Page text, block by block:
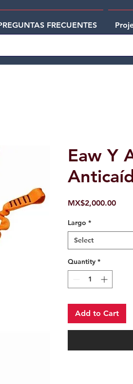
FRECUENTES
Eaw Y
MX$2,000.00Price
Largo *
Select
Quantity *
Add to Cart